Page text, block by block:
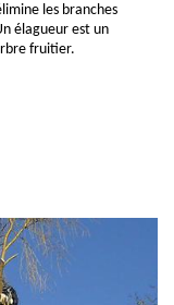
les branches
élagueur est un
fruitier.